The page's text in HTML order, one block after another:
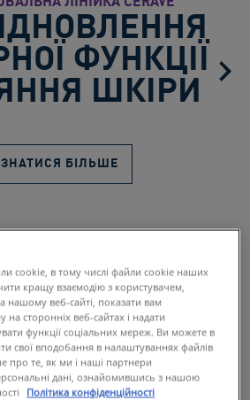
ФУНКЦІЇ
ШКІРИ
БІЛЬШЕ
за категоріями
cookie, в тому числі файли cookie наших
кращу взаємодію з користувачем,
нашому веб-сайті, показати вам
на сторонніх веб-сайтах і надати
функції соціальних мереж. Ви можете в
свої вподобання в налаштуваннях файлів
про те, як ми і наші партнери
дані, ознайомившись з нашою
Політика конфіденційності